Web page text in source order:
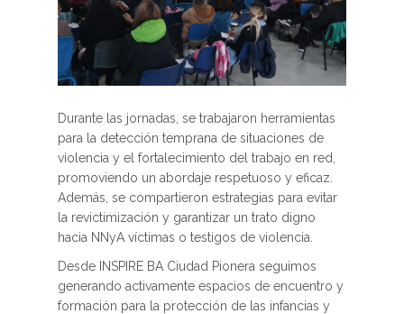
Durante las jornadas, se trabajaron herramientas
para la detección temprana de situaciones de
violencia y el fortalecimiento del trabajo en red,
promoviendo un abordaje respetuoso y eficaz.
Además, se compartieron estrategias para evitar
la revictimización y garantizar un trato digno
hacia NNyA víctimas o testigos de violencia.
Desde INSPIRE BA Ciudad Pionera seguimos
generando activamente espacios de encuentro y
formación para la protección de las infancias y